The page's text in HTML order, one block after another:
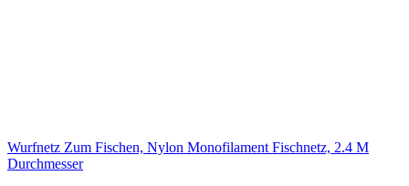
Wurfnetz Zum Fischen, Nylon Monofilament Fischnetz, 2.4 M
Durchmesser